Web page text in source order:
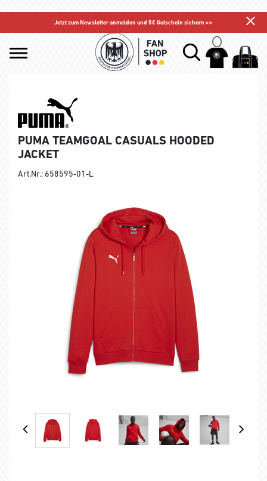
Jetzt zum Newsletter anmelden und 5€ Gutschein sichern >>
PUMA TEAMGOAL CASUALS HOODED
JACKET
Art.Nr.: 658595-01-L